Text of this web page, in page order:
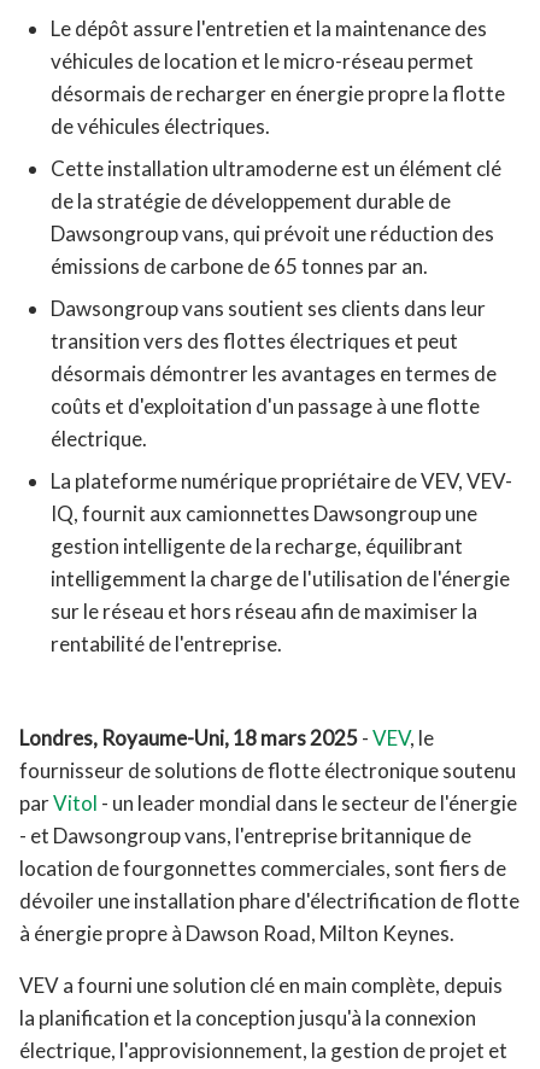
Le dépôt assure l'entretien et la maintenance des
véhicules de location et le micro-réseau permet
désormais de recharger en énergie propre la flotte
de véhicules électriques.
Cette installation ultramoderne est un élément clé
de la stratégie de développement durable de
Dawsongroup vans, qui prévoit une réduction des
émissions de carbone de 65 tonnes par an.
Dawsongroup vans soutient ses clients dans leur
transition vers des flottes électriques et peut
désormais démontrer les avantages en termes de
coûts et d'exploitation d'un passage à une flotte
électrique.
La plateforme numérique propriétaire de VEV, VEV-
IQ, fournit aux camionnettes Dawsongroup une
gestion intelligente de la recharge, équilibrant
intelligemment la charge de l'utilisation de l'énergie
sur le réseau et hors réseau afin de maximiser la
rentabilité de l'entreprise.
Londres, Royaume-Uni, 18 mars 2025-VEV, le
fournisseur de solutions de flotte électronique soutenu
parVitol - un leader mondial dans le secteur de l'énergie
- et Dawsongroup vans, l'entreprise britannique de
location de fourgonnettes commerciales, sont fiers de
dévoiler une installation phare d'électrification de flotte
à énergie propre à Dawson Road, Milton Keynes.
VEV a fourni une solution clé en main complète, depuis
la planification et la conception jusqu'à la connexion
électrique, l'approvisionnement, la gestion de projet et